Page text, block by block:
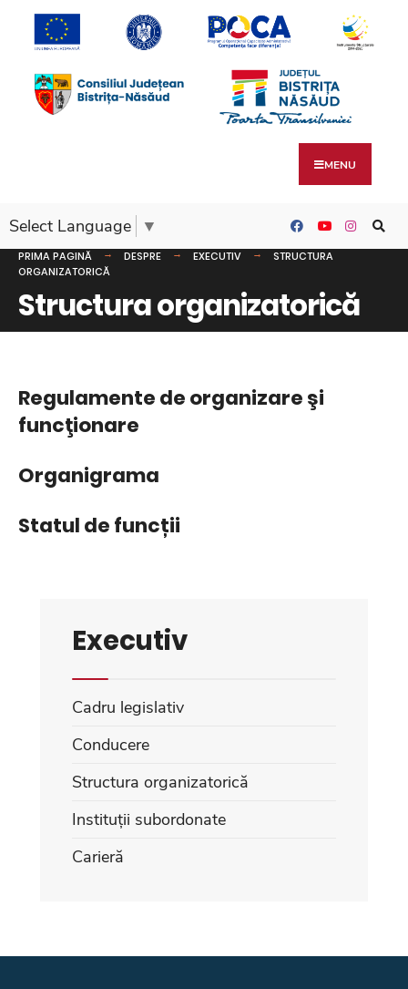
MENU
Select Language ▼
PRIMA PAGINĂ DESPRE EXECUTIV
STRUCTURA
ORGANIZATORICĂ
Structura organizatorică
Regulamente de organizare şi
funcţionare
Organigrama
Statul de funcții
Executiv
Cadru legislativ
Conducere
Structura organizatorică
Instituții subordonate
Carieră